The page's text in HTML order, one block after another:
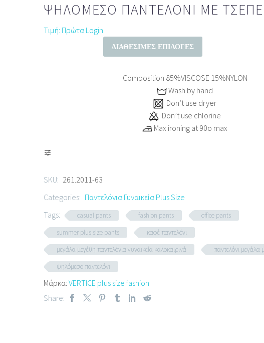
ΨΗΛΌΜΕΣΟ ΠΑΝΤΕΛΌΝΙ ΜΕ
Τιμή: Πρώτα Login
ΔΙΑΘΈΣΙΜΕΣ ΕΠΙΛΟΓΈΣ
Composition 85%VISCOSE 15%NYLON
Wash by hand
Don’t use dryer
Don’t use chlorine
Max ironing at 90ο max
SKU: 261.2011-63
Categories: Παντελόνια Γυναικεία Plus Size
Tags:
casual pants fashion pants
office pants
summer plus size pants
καφέ παντελόνι
μεγάλα μεγέθη παντελόνια γυναικεία καλοκαιρινά
παντελόνι μεγάλα
ψηλόμεσο παντελόνι
Μάρκα: VERTICE plus size fashion
Share: